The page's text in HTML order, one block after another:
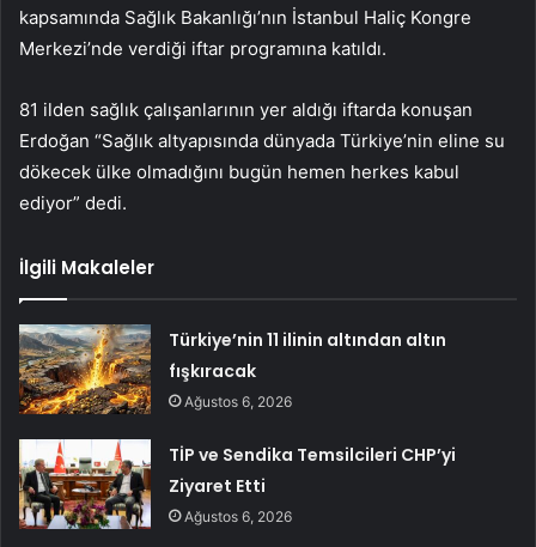
kapsamında Sağlık Bakanlığı’nın İstanbul Haliç Kongre
Merkezi’nde verdiği iftar programına katıldı.
81 ilden sağlık çalışanlarının yer aldığı iftarda konuşan
Erdoğan “Sağlık altyapısında dünyada Türkiye’nin eline su
dökecek ülke olmadığını bugün hemen herkes kabul
ediyor” dedi.
İlgili Makaleler
Türkiye’nin 11 ilinin altından altın
fışkıracak
Ağustos 6, 2026
TİP ve Sendika Temsilcileri CHP’yi
Ziyaret Etti
Ağustos 6, 2026